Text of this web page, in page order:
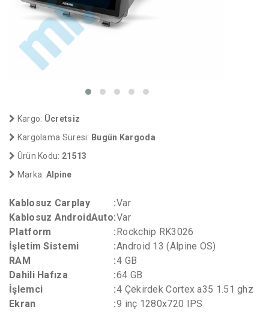
Kargo: Ücretsiz
Kargolama Süresi: Bugün Kargoda
Ürün Kodu: 21513
Marka: Alpine
Kablosuz Carplay :Var
Kablosuz AndroidAuto:Var
Platform
:Rockchip RK3026
İşletim Sistemi
:Android 13 (Alpine OS)
RAM
:4 GB
Dahili Hafıza
:64 GB
İşlemci
:4 Çekirdek Cortex a35 1.51 ghz
Ekran
:9 inç 1280x720 IPS